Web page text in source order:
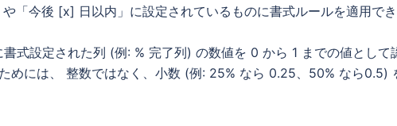
「今後 [x] 日以内」に設定されているものに書式ルールを適用で
式設定された列 (例: % 完了列) の数値を 0 から 1 までの値として
めには、 整数ではなく、小数 (例: 25% なら 0.25、50% なら0.5)